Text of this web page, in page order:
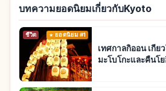
บทความยอดนิยมเกี่ยวกับKyoto
ชีวิต ยอดนิยม #1
เทศกาลกิออน เกีย
มะโบโกะและคืนโ